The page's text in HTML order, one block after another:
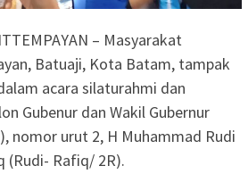
– Masyarakat
Batuaji, Kota Batam, tampak
acara silaturahmi dan
Gubenur dan Wakil Gubernur
nomor urut 2, H Muhammad Rudi
(Rudi- Rafiq/ 2R).